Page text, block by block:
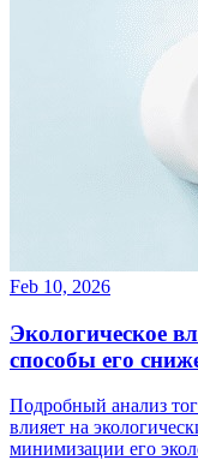
Feb 10, 2026
Экологическое
способы его
Подробный анализ
влияет на
минимизации его